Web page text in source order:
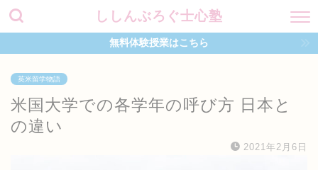
ししんぶろぐ士心塾
無料体験授業はこちら
英米留学物語
米国大学での各学年の呼び方 日本と
の違い
2021年2月6日